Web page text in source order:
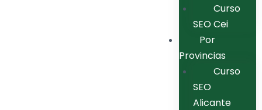
Curso
SEO Cei
Por
Provincias
Curso
SEO
Alicante